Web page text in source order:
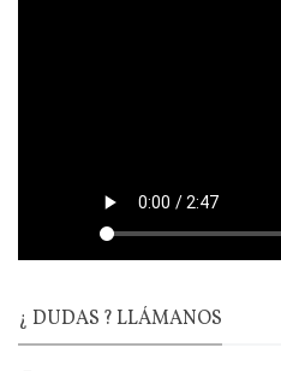
¿ DUDAS ? LLÁMANOS